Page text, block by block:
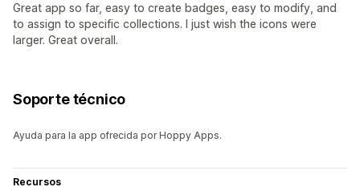
Great app so far, easy to create badges, easy to modify, and
to assign to specific collections. I just wish the icons were
larger. Great overall.
Soporte técnico
Ayuda para la app ofrecida por Hoppy Apps.
Recursos